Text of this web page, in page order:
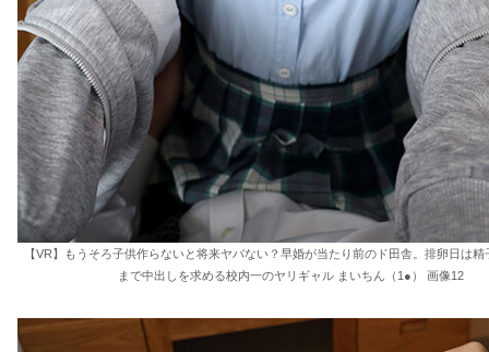
【VR】もうそろ子供作らないと将来ヤバない？早婚が当たり前のド田舎。排卵日は精
まで中出しを求める校内一のヤリギャル まいちん（1●） 画像12